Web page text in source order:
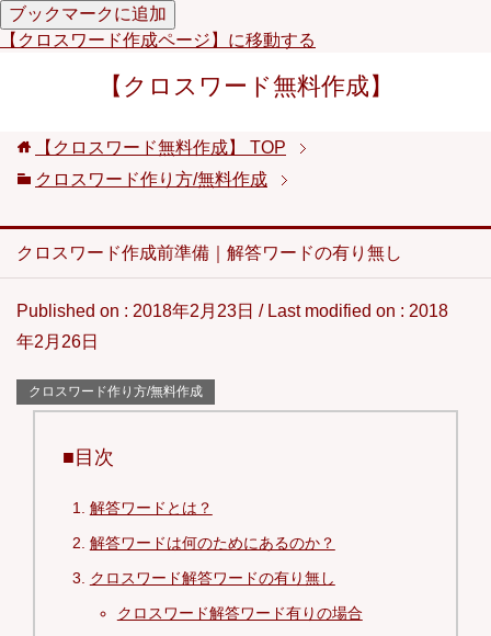
ブックマークに追加
【クロスワード作成ページ】に移動する
【クロスワード無料作成】
【クロスワード無料作成】
TOP
クロスワード作り方/無料作成
クロスワード作成前準備｜解答ワードの有り無し
Published on : 2018年2月23日 / Last modified on : 2018
年2月26日
クロスワード作り方/無料作成
■目次
解答ワードとは？
解答ワードは何のためにあるのか？
クロスワード解答ワードの有り無し
クロスワード解答ワード有りの場合